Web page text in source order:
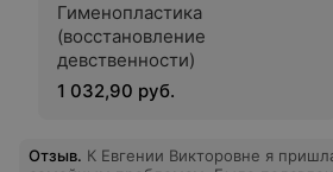
Гименопластика
(восстановление
девственности)
1 032,90 руб.
Отзыв. К Евгении Викторовне я